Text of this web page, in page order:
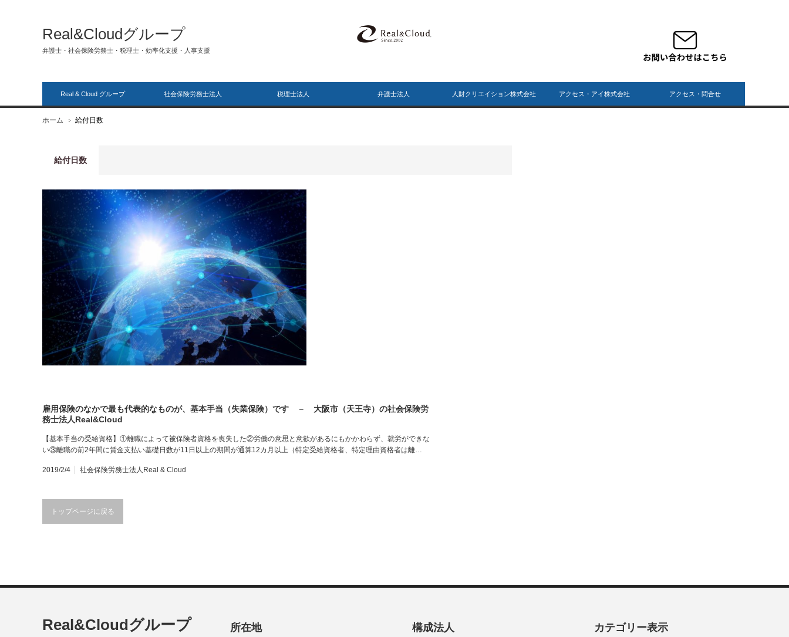
Real&Cloudグループ
弁護士・社会保険労務士・税理士・効率化支援・人事支援
Real & Cloud グループ 社会保険労務士法人 税理士法人 弁護士法人 人財クリエイション株式会社 アクセス・アイ株式会社 アクセス・問合せ
ホーム 給付日数
給付日数
雇用保険のなかで最も代表的なものが、基本手当（失業保険）です － 大阪市（天王寺）の社会保険労
務士法人Real&Cloud
【基本手当の受給資格】①離職によって被保険者資格を喪失した②労働の意思と意欲があるにもかかわらず、就労ができな
い③離職の前2年間に賃金支払い基礎日数が11日以上の期間が通算12カ月以上（特定受給資格者、特定理由資格者は離…
2019/2/4 社会保険労務士法人Real & Cloud
トップページに戻る
所在地 構成法人 カテゴリー表示
Real&Cloudグループ